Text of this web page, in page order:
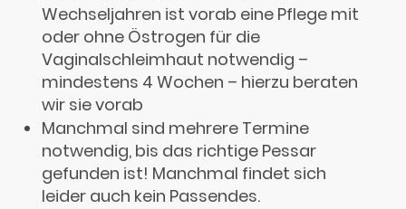
Wechseljahren ist vorab eine Pflege mit
oder ohne Östrogen für die
Vaginalschleimhaut notwendig –
mindestens 4 Wochen – hierzu beraten
wir sie vorab
Manchmal sind mehrere Termine
notwendig, bis das richtige Pessar
gefunden ist! Manchmal findet sich
leider auch kein Passendes.